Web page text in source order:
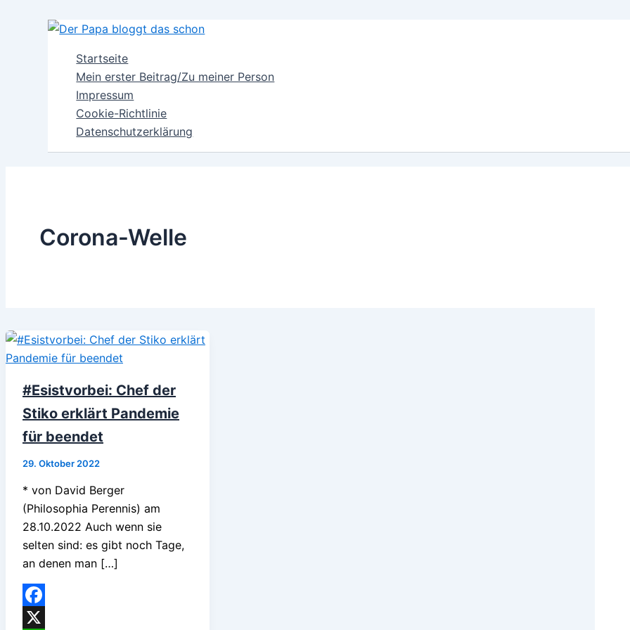
Startseite
Mein erster Beitrag/Zu meiner Person
Impressum
Cookie-Richtlinie
Datenschutzerklärung
Corona-Welle
#Esistvorbei: Chef der
Stiko erklärt Pandemie
für beendet
29. Oktober 2022
* von David Berger
(Philosophia Perennis) am
28.10.2022 Auch wenn sie
selten sind: es gibt noch Tage,
an denen man […]
Facebook